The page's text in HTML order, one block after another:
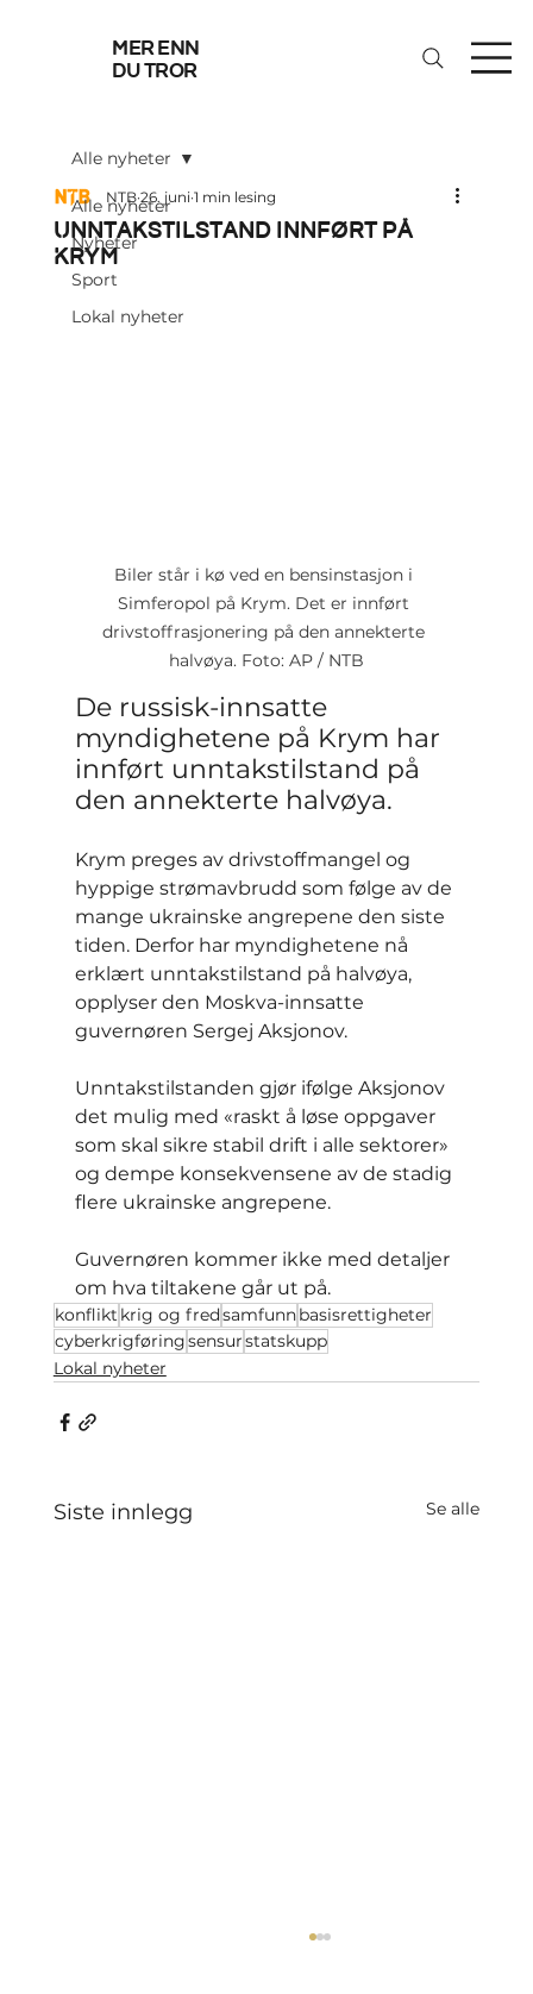
mer enn
du tror
Alle nyheter
Nyheter
Sport
Lokal nyheter
Alle nyheter
Unntakstilstand innført på
Krym
NTB 26. juni 1 min lesing
Biler står i kø ved en bensinstasjon i
Simferopol på Krym. Det er innført
drivstoffrasjonering på den annekterte
halvøya. Foto: AP / NTB
De russisk-innsatte
myndighetene på Krym har
innført unntakstilstand på
den annekterte halvøya.
Krym preges av drivstoffmangel og
hyppige strømavbrudd som følge av de
mange ukrainske angrepene den siste
tiden. Derfor har myndighetene nå
erklært unntakstilstand på halvøya,
opplyser den Moskva-innsatte
guvernøren Sergej Aksjonov.
Unntakstilstanden gjør ifølge Aksjonov
det mulig med «raskt å løse oppgaver
som skal sikre stabil drift i alle sektorer»
og dempe konsekvensene av de stadig
flere ukrainske angrepene.
Guvernøren kommer ikke med detaljer
om hva tiltakene går ut på.
konflikt krig og fredsamfunnbasisrettigheter
cyberkrigføringsensurstatskupp
Lokal nyheter
Siste innlegg Se alle